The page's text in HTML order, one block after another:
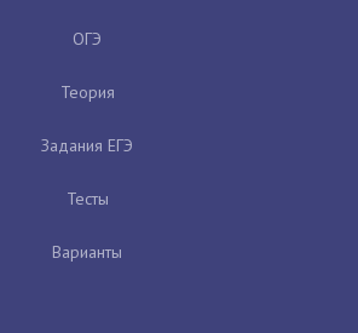
ОГЭ
Теория
Задания ЕГЭ
Тесты
Варианты